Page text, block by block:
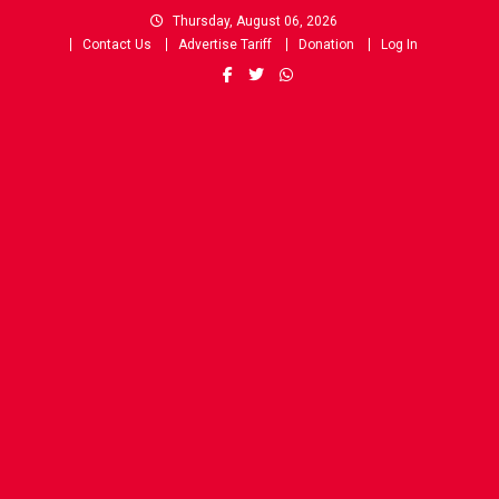
Thursday, August 06, 2026
Contact Us
Advertise Tariff Donation Log In